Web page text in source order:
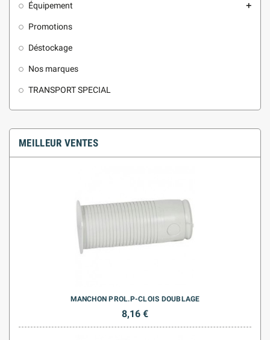
Équipement add
Promotions
Déstockage
Nos marques
TRANSPORT SPECIAL
MEILLEUR VENTES
MANCHON PROL.P-CLOIS DOUBLAGE
8,16 €